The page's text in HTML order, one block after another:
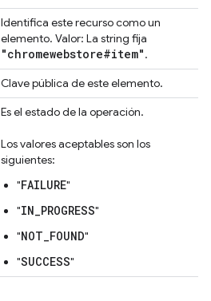
Identifica este recurso como un
elemento. Valor: La string fija
"chromewebstore#item".
Clave pública de este elemento.
Es el estado de la operación.
Los valores aceptables son los
siguientes:
"FAILURE"
"IN_PROGRESS"
"NOT_FOUND"
"SUCCESS"